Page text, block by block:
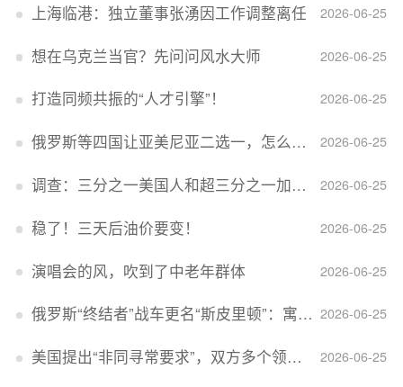
2026-06-25
上海临港：独立董事张湧因工作调整离任
2026-06-25
想在乌克兰当官？先问问风水大师
2026-06-25
打造同频共振的“人才引擎”！
2026-06-25
俄罗斯等四国让亚美尼亚二选一，怎么回事？
2026-06-25
调查：三分之一美国人和超三分之一加拿大人感到经济压力
2026-06-25
稳了！三天后油价要变！
2026-06-25
演唱会的风，吹到了中老年群体
2026-06-25
俄罗斯“终结者”战车更名“斯皮里顿”：寓意强大可靠，彰显俄精神力量
2026-06-25
美国提出“非同寻常要求”，双方多个领域分歧依旧，印美贸易谈判进入“关键阶段”